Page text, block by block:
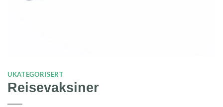
UKATEGORISERT
Reisevaksiner